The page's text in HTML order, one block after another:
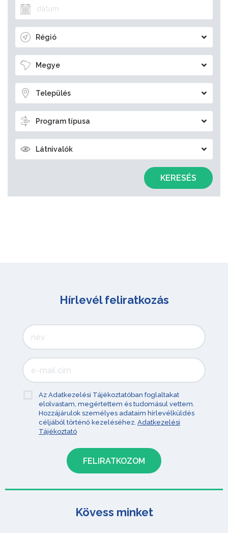
Régió
Megye
Település
Program típusa
Látnivalók
KERESÉS
Hírlevél feliratkozás
Az Adatkezelési Tájékoztatóban foglaltakat
elolvastam, megértettem és tudomásul vettem.
Hozzájárulok személyes adataim hírlevélküldés
céljából történő kezeléséhez. Adatkezelési
Tájékoztató
Kövess minket